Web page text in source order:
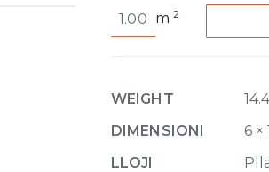
Flame
x
280
m2
WEIGHT
DIMENSIONI
6 ×
LLOJI